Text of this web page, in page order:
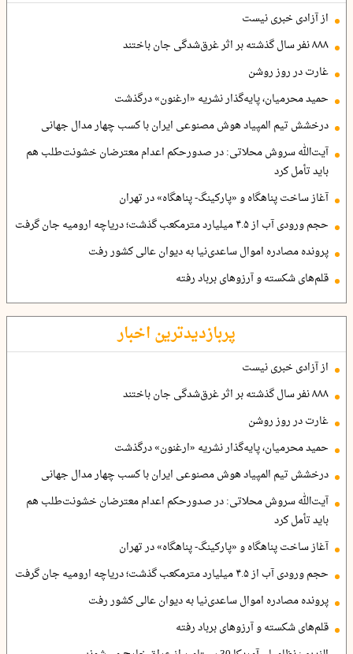
از آزادی خبری نیست
۸۸۸ نفر سال گذشته بر اثر غرق‌شدگی جان باختند
غارت در روز روشن
حمید محرمیان، پایه‌گذار نشریه «ارغنون» درگذشت
درخشش تیم المپیاد هوش مصنوعی ایران با کسب چهار مدال جهانی
آیت‌الله سروش محلاتی: در صدورحکم اعدام معترضان خشونت‌طلب هم
باید تأمل کرد
آغاز ساخت پناهگاه و «پارکینگ- پناهگاه» در تهران
حجم ورودی آب از ۴.۵ میلیارد مترمکعب گذشت؛ دریاچه ارومیه جان گرفت
پرونده مصادره اموال ساعدی‌نیا به دیوان عالی کشور رفت
قلم‌های شکسته و آرزوهای برباد رفته
پربازدیدترین اخبار
از آزادی خبری نیست
۸۸۸ نفر سال گذشته بر اثر غرق‌شدگی جان باختند
غارت در روز روشن
حمید محرمیان، پایه‌گذار نشریه «ارغنون» درگذشت
درخشش تیم المپیاد هوش مصنوعی ایران با کسب چهار مدال جهانی
آیت‌الله سروش محلاتی: در صدورحکم اعدام معترضان خشونت‌طلب هم
باید تأمل کرد
آغاز ساخت پناهگاه و «پارکینگ- پناهگاه» در تهران
حجم ورودی آب از ۴.۵ میلیارد مترمکعب گذشت؛ دریاچه ارومیه جان گرفت
پرونده مصادره اموال ساعدی‌نیا به دیوان عالی کشور رفت
قلم‌های شکسته و آرزوهای برباد رفته